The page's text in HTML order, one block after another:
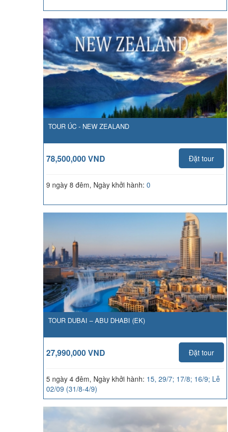
TOUR ÚC - NEW ZEALAND
78,500,000 VND Đặt tour
9 ngày 8 đêm, Ngày khởi hành: 0
TOUR DUBAI – ABU DHABI (EK)
27,990,000 VND Đặt tour
5 ngày 4 đêm, Ngày khởi hành: 15, 29/7; 17/8; 16/9; Lễ
02/09 (31/8-4/9)